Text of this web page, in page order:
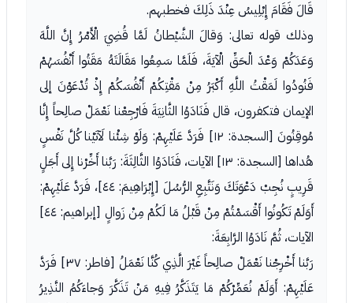
قَالَ فَقَامَ إِبْلِيسُ عِنْدَ ذَلِكَ فخطبهم.
وذلك قوله تعالى: وَقالَ الشَّيْطانُ لَمَّا قُضِيَ الْأَمْرُ إِنَّ اللَّهَ
وَعَدَكُمْ وَعْدَ الْحَقِّ الْآيَةَ، فَلَمَّا سَمِعُوا مَقَالَتَهُ مَقَتُوا أَنْفُسَهُمْ
فَنُودُوا لَمَقْتُ اللَّهِ أَكْبَرُ مِنْ مَقْتِكُمْ أَنْفُسَكُمْ إِذْ تُدْعَوْنَ إلى
الإيمان فتكفرون، قال فَنَادَوُا الثَّانِيَةَ فَارْجِعْنا نَعْمَلْ صالِحاً إِنَّا
مُوقِنُونَ [السجدة: ١٢] فَرَدَّ عَلَيْهِمْ: وَلَوْ شِئْنا لَآتَيْنا كُلَّ نَفْسٍ
هُداها [السجدة: ١٣] الآيات، فَنَادَوُا الثَّالِثَةَ: رَبَّنا أَخِّرْنا إِلى أَجَلٍ
قَرِيبٍ نُجِبْ دَعْوَتَكَ وَنَتَّبِعِ الرُّسُلَ [إِبْرَاهِيمَ: ٤٤]، فَرَدَّ عَلَيْهِمْ:
أَوَلَمْ تَكُونُوا أَقْسَمْتُمْ مِنْ قَبْلُ مَا لَكُمْ مِنْ زَوالٍ [إبراهيم: ٤٤]
الآيات، ثُمَّ نَادَوُا الرَّابِعَةَ:
رَبَّنا أَخْرِجْنا نَعْمَلْ صالِحاً غَيْرَ الَّذِي كُنَّا نَعْمَلُ [فاطر: ٣٧] فَرَدَّ
عَلَيْهِمْ: أَوَلَمْ نُعَمِّرْكُمْ مَا يَتَذَكَّرُ فِيهِ مَنْ تَذَكَّرَ وَجاءَكُمُ النَّذِيرُ